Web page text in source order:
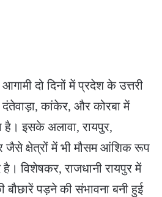
दो दिनों में प्रदेश के उत्तरी
कांकेर, और कोरबा में
है। इसके अलावा, रायपुर,
क्षेत्रों में भी मौसम आंशिक रूप
विशेषकर, राजधानी रायपुर में
पड़ने की संभावना बनी हुई